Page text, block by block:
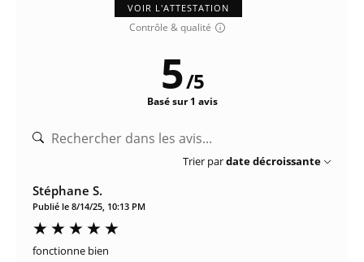
VOIR L'ATTESTATION
Contrôle & qualité
5/5
Basé sur 1 avis
Trier pardate décroissante
Stéphane S.
Publié le 8/14/25, 10:13 PM
fonctionne bien